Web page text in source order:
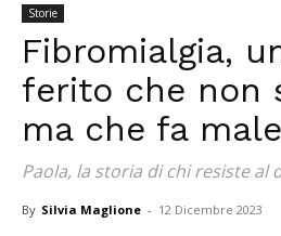
Storie
Fibromialgia,
ferito che non
ma che fa male
Paola, la storia di chi resiste al
By Silvia Maglione - 12 Dicembre 2023